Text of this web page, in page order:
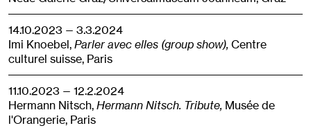
14.10.2023 — 3.3.2024
Imi Knoebel,Parler avec elles (group show), Centre
culturel suisse, Paris
11.10.2023 — 12.2.2024
Hermann Nitsch,Hermann Nitsch. Tribute, Musée de
l'Orangerie, Paris